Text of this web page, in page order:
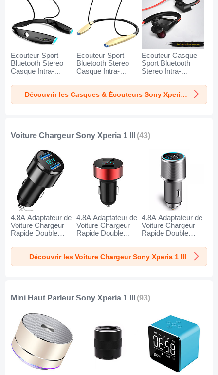
Ecouteur Sport
Bluetooth Stereo
Casque Intra-
Oreillette H52 pour
Sony Xperia 1 III
Noir
Ecouteur Sport
Bluetooth Stereo
Casque Intra-
Oreillette H51 pour
Sony Xperia 1 III Or
Ecouteur Casque
Sport Bluetooth
Stereo Intra-
Oreillette H53 pour
Sony Xperia 1 III
Noir
Découvrir les Casques & Écouteurs Sony Xperia 1 III
Voiture Chargeur Sony Xperia 1 III (43)
4.8A Adaptateur de
Voiture Chargeur
Rapide Double
K10 pour Sony
Xperia 1 III Noir
4.8A Adaptateur de
Voiture Chargeur
Rapide Double
K07 pour Sony
Xperia 1 III Rouge
4.8A Adaptateur de
Voiture Chargeur
Rapide Double
K08 pour Sony
Xperia 1 III Argent
Découvrir les Voiture Chargeur Sony Xperia 1 III
Mini Haut Parleur Sony Xperia 1 III (93)